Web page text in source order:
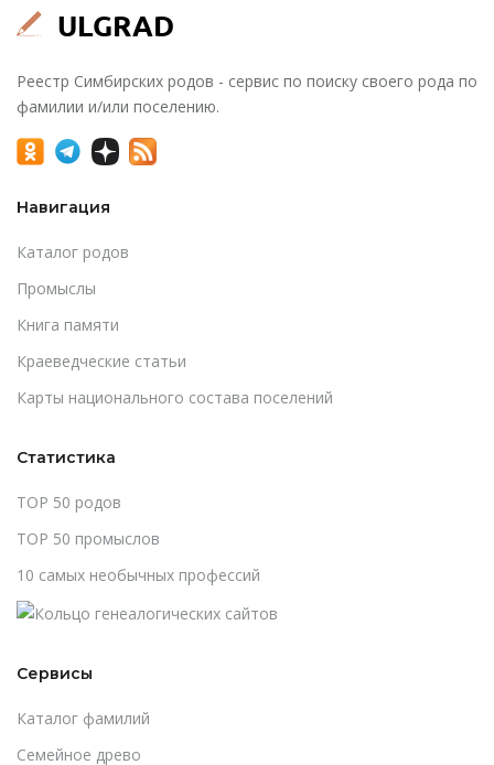
Реестр Симбирских родов - сервис по поиску своего рода по
фамилии и/или поселению.
Навигация
Каталог родов
Промыслы
Книга памяти
Краеведческие статьи
Карты национального состава поселений
Статистика
TOP 50 родов
TOP 50 промыслов
10 самых необычных профессий
Сервисы
Каталог фамилий
Cемейное древо